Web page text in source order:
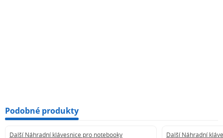
Podobné produkty
Další Náhradní klávesnice pro notebooky Další Náhradní